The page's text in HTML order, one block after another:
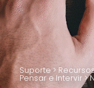
Suporte>
Pensar e Intervir >